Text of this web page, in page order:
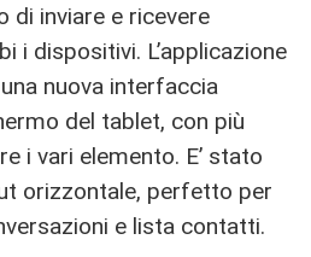
di inviare e ricevere
i dispositivi. L’applicazione
nuova interfaccia
del tablet, con più
i vari elemento. E’ stato
orizzontale, perfetto per
e lista contatti.